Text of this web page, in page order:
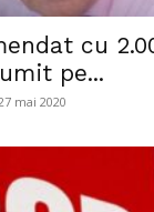
cu
pe...
mai 2020